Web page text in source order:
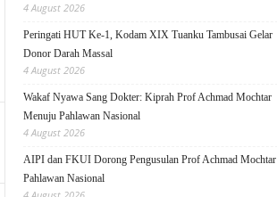
4 August 2026
Peringati HUT Ke-1, Kodam XIX Tuanku Tambusai Gelar
Donor Darah Massal
4 August 2026
Wakaf Nyawa Sang Dokter: Kiprah Prof Achmad Mochtar
Menuju Pahlawan Nasional
4 August 2026
AIPI dan FKUI Dorong Pengusulan Prof Achmad Mochtar
Pahlawan Nasional